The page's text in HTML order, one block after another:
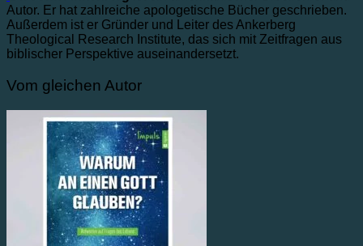
Autor. Er hat zahlreiche apologetische Bücher geschrieben.
Außerdem ist er Gründer und Leiter des Ankerberg
Theological Research Institute, das sich mit Zeitfragen aus
biblischer Perspektive auseinandersetzt.
Vom gleichen Autor